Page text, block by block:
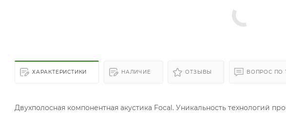
ХАРАКТЕРИСТИКИ НАЛИЧИЕ ОТЗЫВЫ ВОПРОС ПО
Двухполосная компонентная акустика Focal. Уникальность технологий